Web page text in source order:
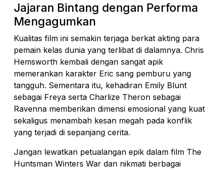
Jajaran Bintang dengan Performa
Mengagumkan
Kualitas film ini semakin terjaga berkat akting para
pemain kelas dunia yang terlibat di dalamnya. Chris
Hemsworth kembali dengan sangat apik
memerankan karakter Eric sang pemburu yang
tangguh. Sementara itu, kehadiran Emily Blunt
sebagai Freya serta Charlize Theron sebagai
Ravenna memberikan dimensi emosional yang kuat
sekaligus menambah kesan megah pada konflik
yang terjadi di sepanjang cerita.
Jangan lewatkan petualangan epik dalam film The
Huntsman Winters War dan nikmati berbagai